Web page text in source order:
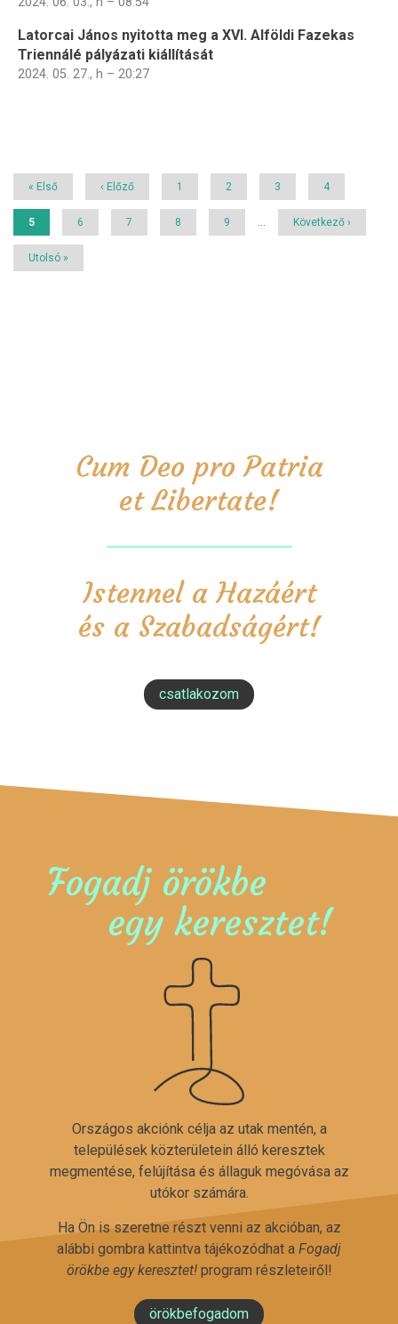
Latorcai János nyitotta meg a XVI. Alföldi Fazekas
Triennálé pályázati kiállítását
2024. 05. 27., h – 20:27
Első
« Első
Előző
‹ Előző Page
1 Page
2 Page
3 Page
4
Jelenlegi
5 Page
6 Page
7 Page
8 Page
9
Következő
Következő ›
Utolsó
Utolsó »
Cum Deo pro Patria
et Libertate!
Istennel a Hazáért
és a Szabadságért!
csatlakozom
Fogadj örökbe
egy keresztet!
Országos akciónk célja az utak mentén, a
települések közterületein álló keresztek
megmentése, felújítása és állaguk megóvása az
utókor számára.
Ha Ön is szeretne részt venni az akcióban, az
alábbi gombra kattintva tájékozódhat a Fogadj
örökbe egy keresztet!program részleteiről!
örökbefogadom